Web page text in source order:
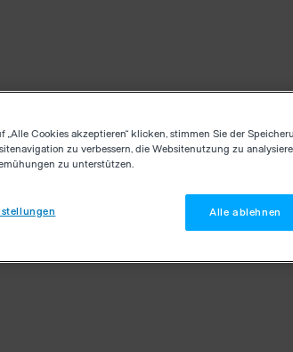
„Alle Cookies akzeptieren“ klicken, stimmen Sie der
zu verbessern, die Websitenutzung zu
zu unterstützen.
Alle ablehnen